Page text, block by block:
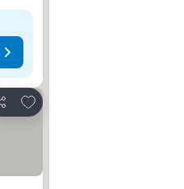
Hozzáadás a kedvencekhez